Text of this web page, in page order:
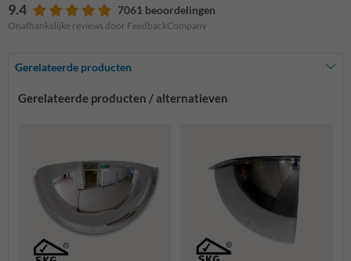
9.4 7061 beoordelingen
Onafhankelijke reviews door FeedbackCompany
Gerelateerde producten
Gerelateerde producten / alternatieven